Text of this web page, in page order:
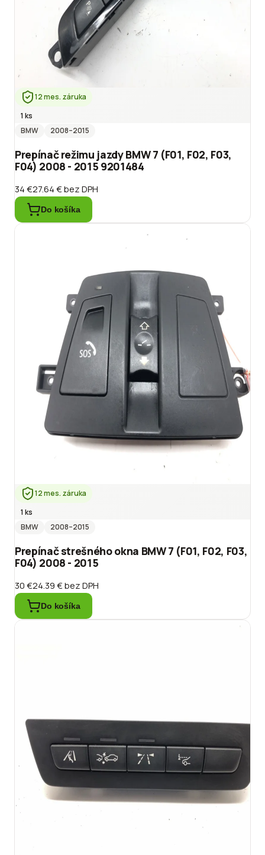
12 mes. záruka
1 ks
BMW
2008–2015
Prepínač režimu jazdy BMW 7 (F01, F02, F03,
F04) 2008 - 2015 9201484
34 €27.64 €bez DPH
Do košíka
12 mes. záruka
1 ks
BMW
2008–2015
Prepínač strešného okna BMW 7 (F01, F02, F03,
F04) 2008 - 2015
30 €24.39 €bez DPH
Do košíka